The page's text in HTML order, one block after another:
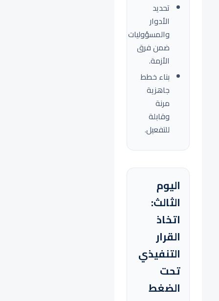
تحديد
الأدوار
والمسؤوليات
ضمن فرق
الأزمة.
بناء خطط
جاهزية
مرنة
وقابلة
للتفعيل.
اليوم
الثالث:
اتخاذ
القرار
التنفيذي
تحت
الضغط